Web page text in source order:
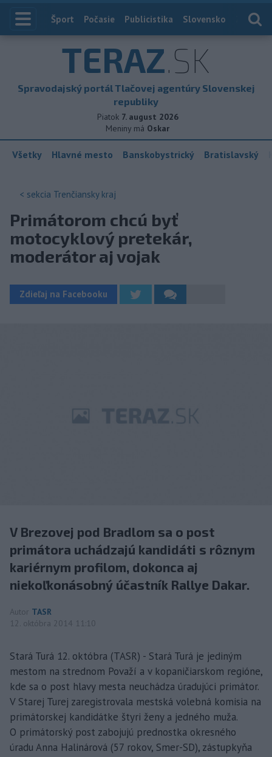
Index
Šport Počasie Publicistika Slovensko
TERAZ.SK
Spravodajský portál Tlačovej agentúry Slovenskej
republiky
Piatok 7. august 2026
Meniny má Oskar
Všetky Hlavné mesto Banskobystrický Bratislavský
< sekcia Trenčiansky kraj
Primátorom chcú byť
motocyklový pretekár,
moderátor aj vojak
Zdieľaj na Facebooku
V Brezovej pod Bradlom sa o post
primátora uchádzajú kandidáti s rôznym
kariérnym profilom, dokonca aj
niekoľkonásobný účastník Rallye Dakar.
Autor TASR
12. októbra 2014 11:10
Stará Turá 12. októbra (TASR) - Stará Turá je jediným
mestom na strednom Považí a v kopaničiarskom regióne,
kde sa o post hlavy mesta neuchádza úradujúci primátor.
V Starej Turej zaregistrovala mestská volebná komisia na
primátorskej kandidátke štyri ženy a jedného muža.
O primátorský post zabojujú prednostka okresného
úradu Anna Halinárová (57 rokov, Smer-SD), zástupkyňa